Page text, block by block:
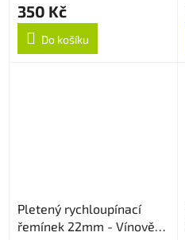
350 Kč
Do košíku
Pletený rychloupínací
řemínek 22mm - Vínově